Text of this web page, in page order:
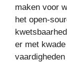
maken voor
het open-
er met